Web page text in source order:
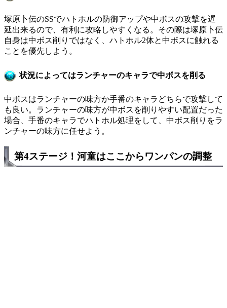
塚原卜伝のSSでハトホルの防御アップや中ボスの攻撃を遅
延出来るので、有利に攻略しやすくなる。その際は塚原卜伝
自身は中ボス削りではなく、ハトホル2体と中ボスに触れる
ことを優先しよう。
状況によってはランチャーのキャラで中ボスを削る
中ボスはランチャーの味方か手番のキャラどちらで攻撃して
も良い。ランチャーの味方が中ボスを削りやすい配置だった
場合、手番のキャラでハトホル処理をして、中ボス削りをラ
ンチャーの味方に任せよう。
第4ステージ！河童はここからワンパンの調整